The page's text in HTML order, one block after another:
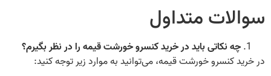
سوالات متداول
چه نکاتی باید در خرید کنسرو خورشت قیمه را در نظر بگیرم؟
در خرید کنسرو خورشت قیمه، می‌توانید به موارد زیر توجه کنید: